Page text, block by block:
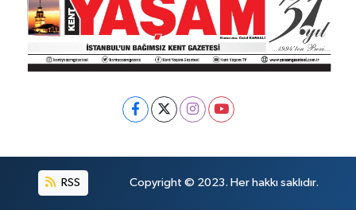
RSS Copyright © 2023. Her hakkı saklıdır.